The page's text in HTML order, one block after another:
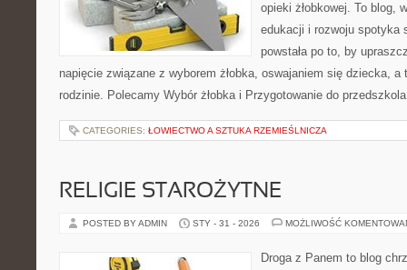
opieki żłobkowej. To blog,
edukacji i rozwoju spotyka
powstała po to, by
napięcie związane z wyborem żłobka, oswajaniem się dziecka,
rodzinie. Polecamy Wybór żłobka i Przygotowanie do
CATEGORIES: ŁOWIECTWO A SZTUKA RZEMIEŚLNICZA
RELIGIE STAROŻYTNE
POSTED BY ADMIN STY - 31 - 2026 MOŻLIWOŚĆ
Droga z Panem to blog